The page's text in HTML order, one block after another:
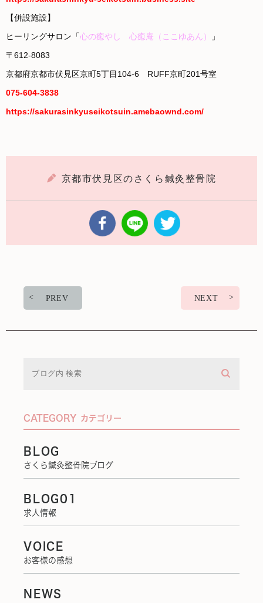
【併設施設】
ヒーリングサロン「心の癒やし 心癒庵（ここゆあん）
」
〒612-8083
京都府京都市伏見区京町5丁目104-6 RUFF京町201号室
075-604-3838
https://sakurasinkyuseikotsuin.amebaownd.com/
京都市伏見区のさくら鍼灸整骨院
PREV NEXT
CATEGORY カテゴリー
BLOG
さくら鍼灸整骨院ブログ
BLOG01
求人情報
VOICE
お客様の感想
NEWS